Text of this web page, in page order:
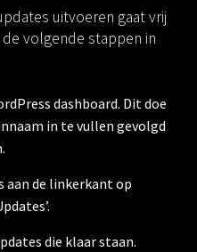
uitvoeren gaat vrij
volgende stappen in
dashboard. Dit doe
in te vullen gevolgd
aan de linkerkant op
die klaar staan.